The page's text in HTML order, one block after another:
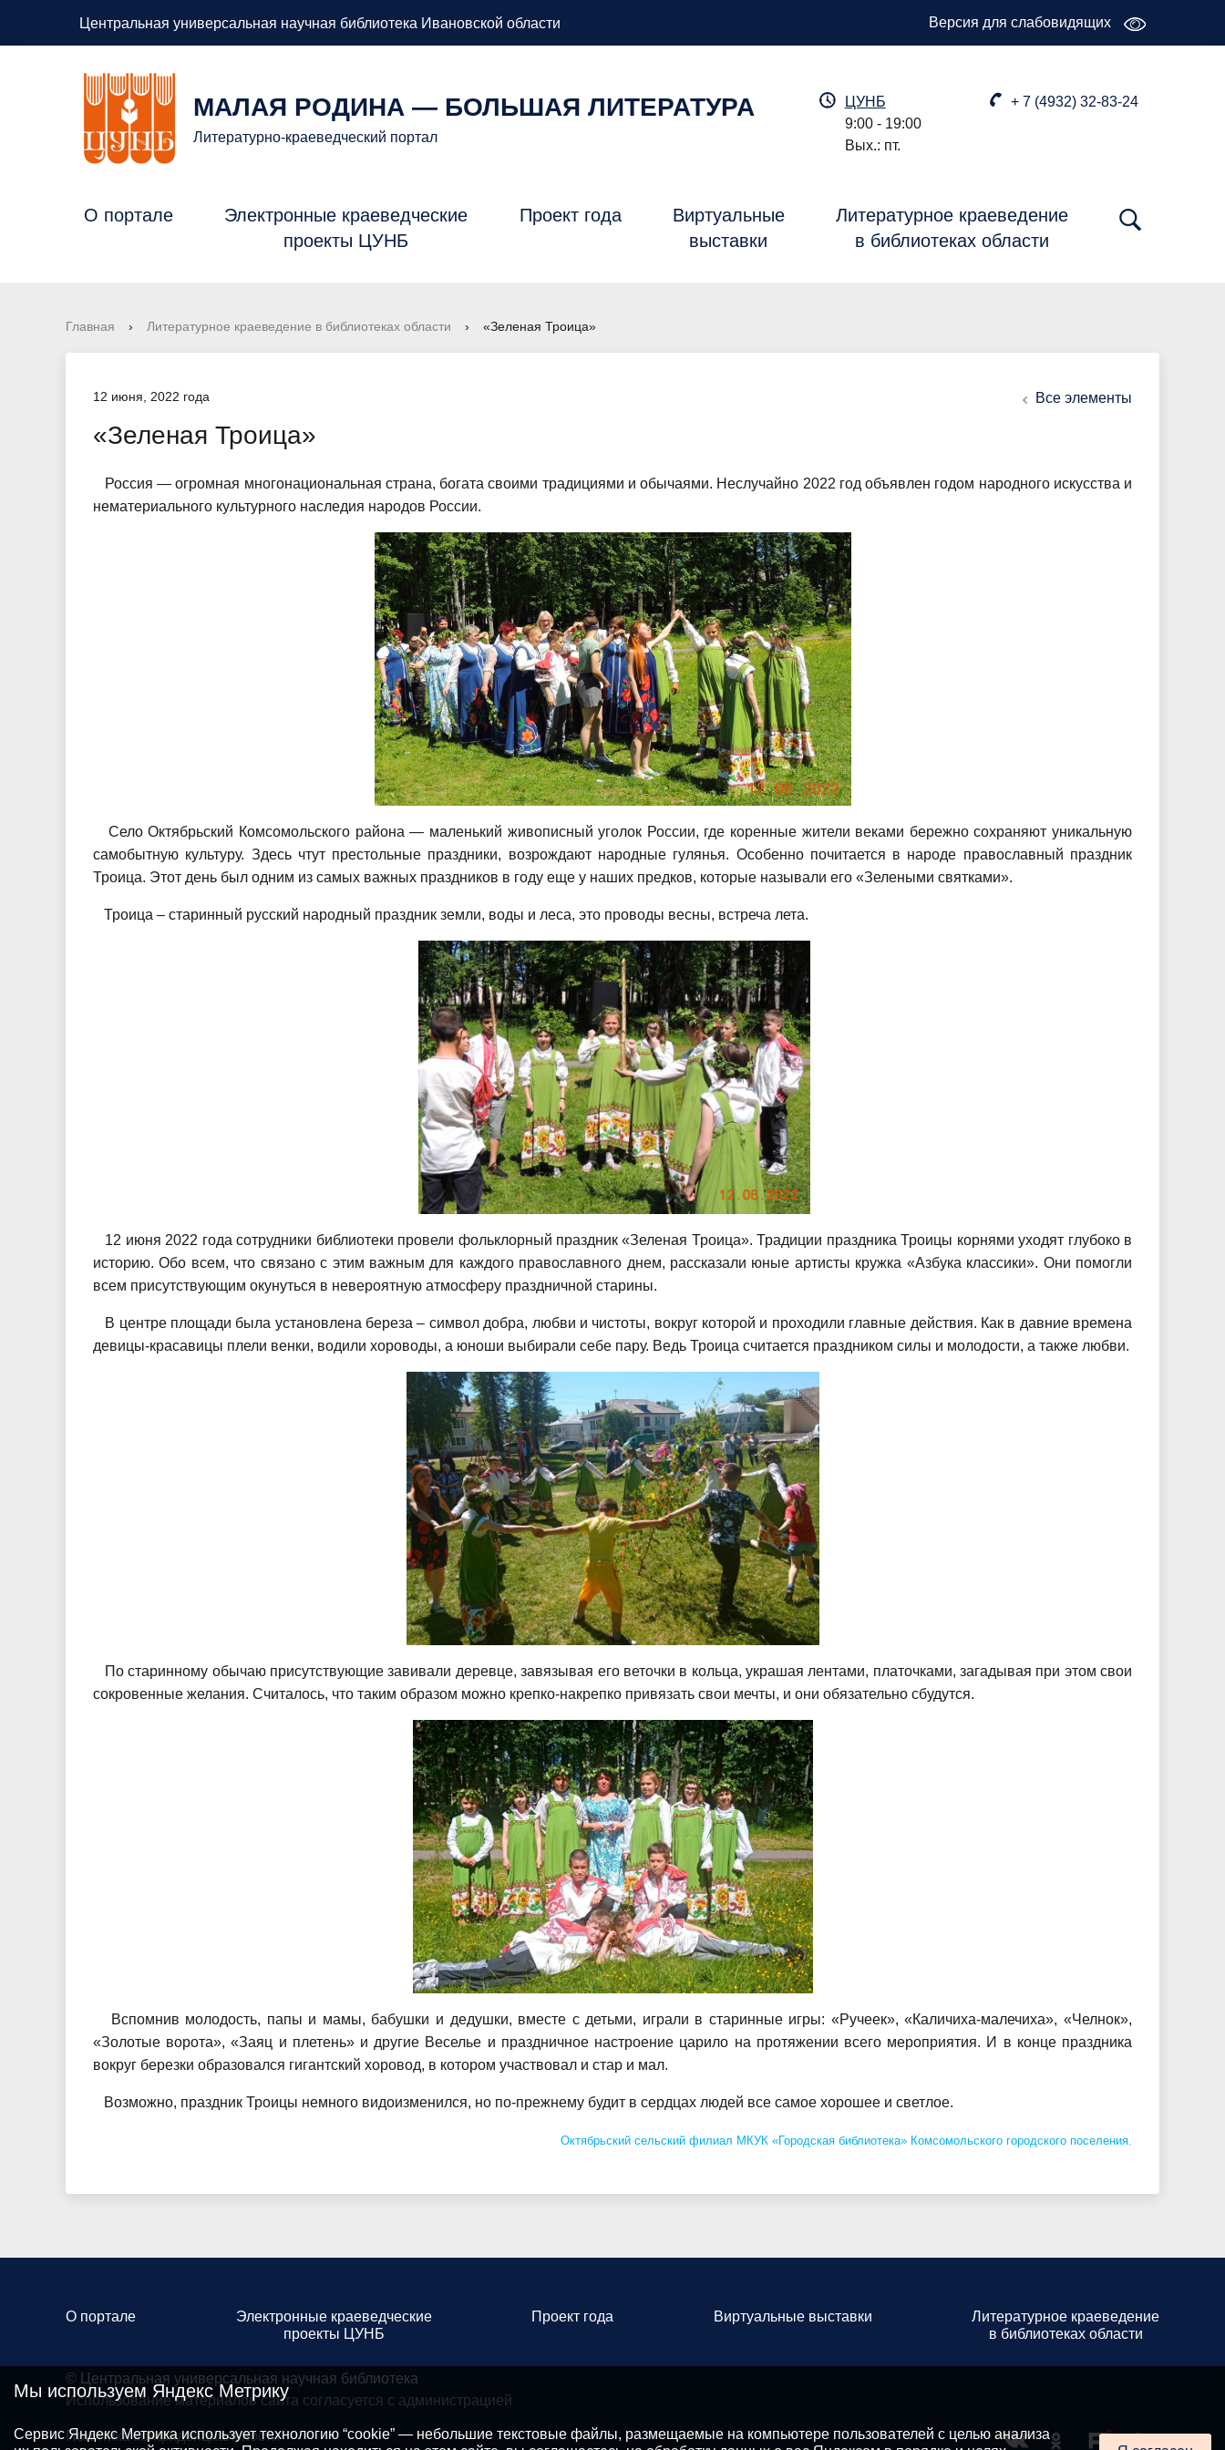
Центральная универсальная научная библиотека Ивановской области Версия для слабовидящих
МАЛАЯ РОДИНА — БОЛЬШАЯ ЛИТЕРАТУРА
Литературно-краеведческий портал
ЦУНБ
9:00 - 19:00
Вых.: пт.
+ 7 (4932) 32-83-24
О портале
Электронные краеведческие
проекты ЦУНБ
Проект года
Виртуальные
выставки
Литературное краеведение
в библиотеках области
Главная › Литературное краеведение в библиотеках области › «Зеленая Троица»
12 июня, 2022 года Все элементы
«Зеленая Троица»
Россия — огромная многонациональная страна, богата своими традициями и обычаями. Неслучайно 2022 год объявлен годом народного искусства и
нематериального культурного наследия народов России.
Село Октябрьский Комсомольского района — маленький живописный уголок России, где коренные жители веками бережно сохраняют уникальную
самобытную культуру. Здесь чтут престольные праздники, возрождают народные гулянья. Особенно почитается в народе православный праздник
Троица. Этот день был одним из самых важных праздников в году еще у наших предков, которые называли его «Зелеными святками».
Троица – старинный русский народный праздник земли, воды и леса, это проводы весны, встреча лета.
12 июня 2022 года сотрудники библиотеки провели фольклорный праздник «Зеленая Троица». Традиции праздника Троицы корнями уходят глубоко в
историю. Обо всем, что связано с этим важным для каждого православного днем, рассказали юные артисты кружка «Азбука классики». Они помогли
всем присутствующим окунуться в невероятную атмосферу праздничной старины.
В центре площади была установлена береза – символ добра, любви и чистоты, вокруг которой и проходили главные действия. Как в давние времена
девицы-красавицы плели венки, водили хороводы, а юноши выбирали себе пару. Ведь Троица считается праздником силы и молодости, а также любви.
По старинному обычаю присутствующие завивали деревце, завязывая его веточки в кольца, украшая лентами, платочками, загадывая при этом свои
сокровенные желания. Считалось, что таким образом можно крепко-накрепко привязать свои мечты, и они обязательно сбудутся.
Вспомнив молодость, папы и мамы, бабушки и дедушки, вместе с детьми, играли в старинные игры: «Ручеек», «Каличиха-малечиха», «Челнок»,
«Золотые ворота», «Заяц и плетень» и другие Веселье и праздничное настроение царило на протяжении всего мероприятия. И в конце праздника
вокруг березки образовался гигантский хоровод, в котором участвовал и стар и мал.
Возможно, праздник Троицы немного видоизменился, но по-прежнему будит в сердцах людей все самое хорошее и светлое.
Октябрьский сельский филиал МКУК «Городская библиотека» Комсомольского городского поселения.
О портале
Электронные краеведческие
проекты ЦУНБ
Проект года Виртуальные выставки
Литературное краеведение
в библиотеках области
© Центральная универсальная научная библиотека
Использование материалов сайта согласуется с администрацией
Политика конфиденциальности
Мы используем Яндекс Метрику
Сервис Яндекс Метрика использует технологию “cookie” — небольшие текстовые файлы, размещаемые на компьютере пользователей с целью анализа